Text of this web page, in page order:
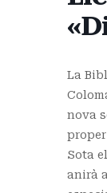
La
nova
proper
Sota
anirà